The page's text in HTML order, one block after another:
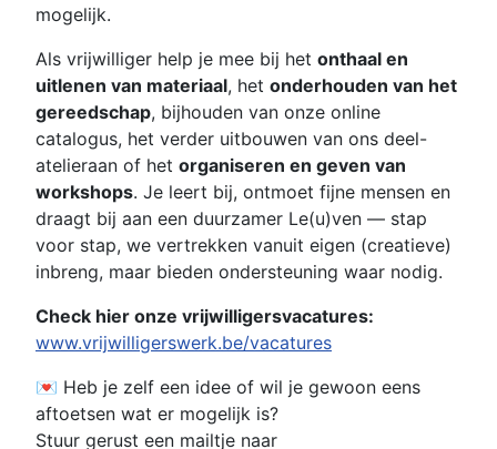
mogelijk.
Als vrijwilliger help je mee bij het onthaal en
uitlenen van materiaal, het onderhouden van het
gereedschap, bijhouden van onze online
catalogus, het verder uitbouwen van ons deel-
atelieraan of het organiseren en geven van
workshops. Je leert bij, ontmoet fijne mensen en
draagt bij aan een duurzamer Le(u)ven — stap
voor stap, we vertrekken vanuit eigen (creatieve)
inbreng, maar bieden ondersteuning waar nodig.
Check hier onze vrijwilligersvacatures:
www.vrijwilligerswerk.be/vacatures
💌 Heb je zelf een idee of wil je gewoon eens
aftoetsen wat er mogelijk is?
Stuur gerust een mailtje naar